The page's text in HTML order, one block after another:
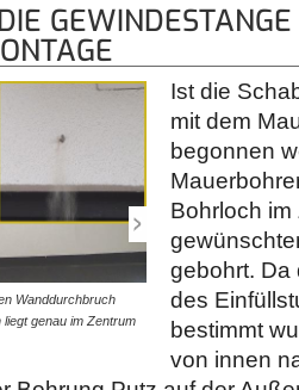
Wanddurchbruch
genau im Zentrum
© diybook | Ist das Loch
Gewindestange
Innenseite mit
Ist die
mit dem
begonnen
Bohrloch
gebohrt. Da
des
bestimmt
von innen